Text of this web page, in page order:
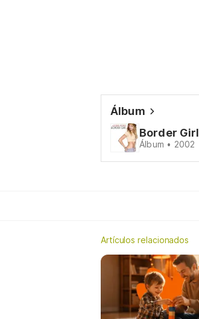
Álbum
Border Girl
Álbum • 2002
Artículos relacionados